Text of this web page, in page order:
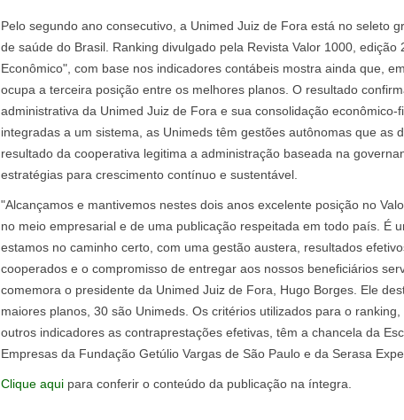
Pelo segundo ano consecutivo, a Unimed Juiz de Fora está no seleto
de saúde do Brasil. Ranking divulgado pela Revista Valor 1000, edição
Econômico", com base nos indicadores contábeis mostra ainda que,
ocupa a terceira posição entre os melhores planos. O resultado
administrativa da Unimed Juiz de Fora e sua consolidação econômico-
integradas a um sistema, as Unimeds têm gestões autônomas que as
resultado da cooperativa legitima a administração baseada na
estratégias para crescimento contínuo e sustentável.
"Alcançamos e mantivemos nestes dois anos excelente posição no
no meio empresarial e de uma publicação respeitada em todo país. É
estamos no caminho certo, com uma gestão austera, resultados
cooperados e o compromisso de entregar aos nossos beneficiários
comemora o presidente da Unimed Juiz de Fora, Hugo Borges. Ele
maiores planos, 30 são Unimeds. Os critérios utilizados para o
outros indicadores as contraprestações efetivas, têm a chancela da
Empresas da Fundação Getúlio Vargas de São Paulo e da Serasa
Clique aquipara conferir o conteúdo da publicação na íntegra.